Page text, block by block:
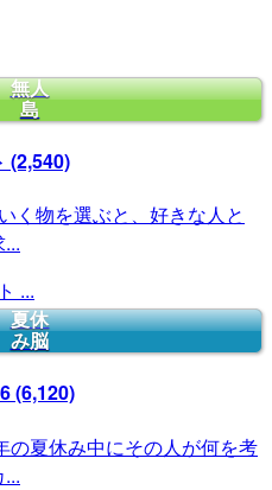
無人
島
(2,540)
く物を選ぶと、好きな人と
...
夏休
み脳
(6,120)
の夏休み中にその人が何を考